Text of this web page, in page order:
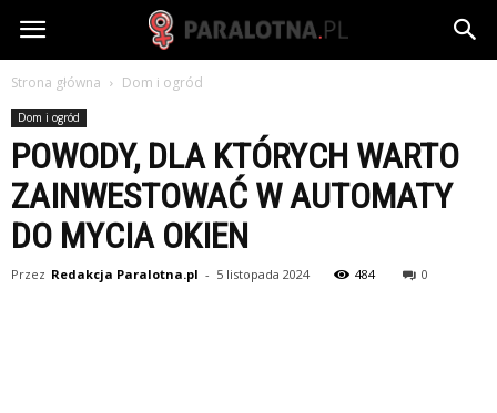
paralotna.pl
Strona główna Dom i ogród
Dom i ogród
POWODY, DLA KTÓRYCH WARTO
ZAINWESTOWAĆ W AUTOMATY
DO MYCIA OKIEN
Przez Redakcja Paralotna.pl - 5 listopada 2024 484 0